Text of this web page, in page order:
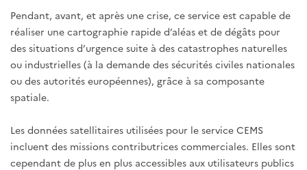
Pendant, avant, et après une crise, ce service est capable de
réaliser une cartographie rapide d’aléas et de dégâts pour
des situations d’urgence suite à des catastrophes naturelles
ou industrielles (à la demande des sécurités civiles nationales
ou des autorités européennes), grâce à sa composante
spatiale.
Les données satellitaires utilisées pour le service CEMS
incluent des missions contributrices commerciales. Elles sont
cependant de plus en plus accessibles aux utilisateurs publics